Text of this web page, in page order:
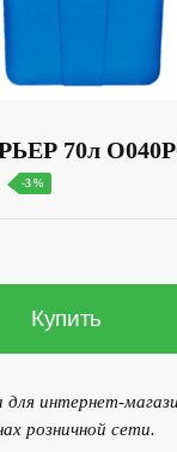
70л
Текущая
-3%
Купить
для интернет-
розничной сети.